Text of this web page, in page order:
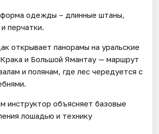
форма одежды – длинные штаны,
перчатки.
открывает панорамы на уральские
и Большой Ямантау — маршрут
и полянам, где лес чередуется с
инструктор объясняет базовые
лошадью и технику